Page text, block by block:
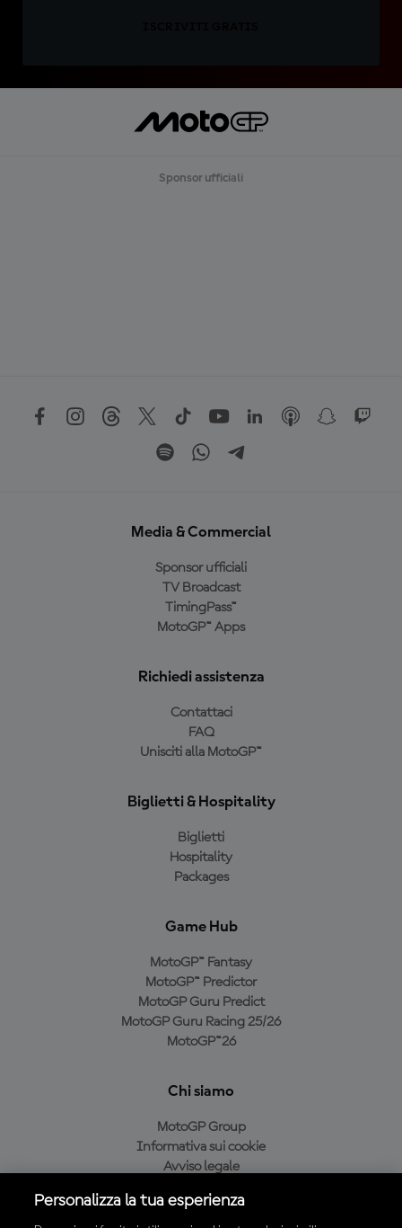
Sponsor ufficiali
Media & Commercial
Sponsor ufficiali
TV Broadcast
TimingPass™
MotoGP™ Apps
Richiedi assistenza
Contattaci
FAQ
Unisciti alla MotoGP™
Biglietti & Hospitality
Biglietti
Hospitality
Packages
Game Hub
MotoGP™ Fantasy
MotoGP™ Predictor
MotoGP Guru Predict
MotoGP Guru Racing 25/26
MotoGP™26
Chi siamo
MotoGP Group
Informativa sui cookie
Avviso legale
Condizioni di acquisto
Personalizza la tua esperienza